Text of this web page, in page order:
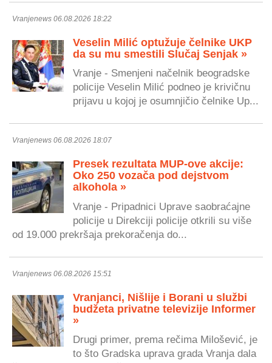
Vranjenews 06.08.2026 18:22
Veselin Milić optužuje čelnike UKP
da su mu smestili Slučaj Senjak »
Vranje - Smenjeni načelnik beogradske
policije Veselin Milić podneo je krivičnu
prijavu u kojoj je osumnjičio čelnike Up...
Vranjenews 06.08.2026 18:07
Presek rezultata MUP-ove akcije:
Oko 250 vozača pod dejstvom
alkohola »
Vranje - Pripadnici Uprave saobraćajne
policije u Direkciji policije otkrili su više
od 19.000 prekršaja prekoračenja do...
Vranjenews 06.08.2026 15:51
Vranjanci, Nišlije i Borani u službi
budžeta privatne televizije Informer
»
Drugi primer, prema rečima Milošević, je
to što Gradska uprava grada Vranja dala